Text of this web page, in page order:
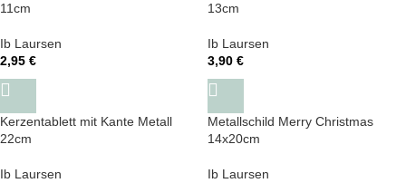
11cm
Ib Laursen
2,95 €
13cm
Ib Laursen
3,90 €
Kerzentablett mit Kante Metall
22cm
Ib Laursen
Metallschild Merry Christmas
14x20cm
Ib Laursen